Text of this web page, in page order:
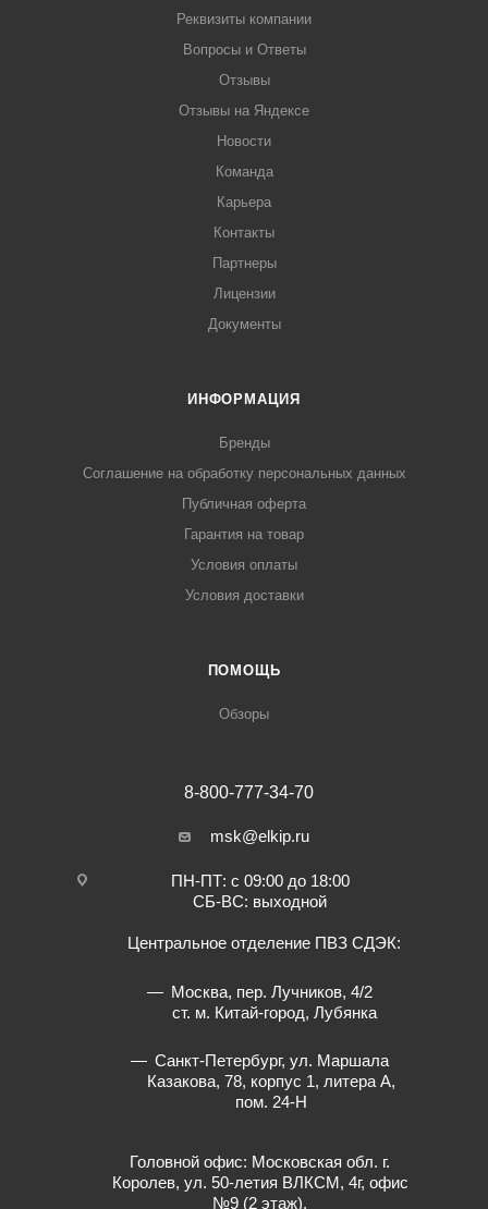
Реквизиты компании
Вопросы и Ответы
Отзывы
Отзывы на Яндексе
Новости
Команда
Карьера
Контакты
Партнеры
Лицензии
Документы
ИНФОРМАЦИЯ
Бренды
Соглашение на обработку персональных данных
Публичная оферта
Гарантия на товар
Условия оплаты
Условия доставки
ПОМОЩЬ
Обзоры
8-800-777-34-70
msk@elkip.ru
ПН-ПТ: с 09:00 до 18:00
СБ-ВС: выходной
Центральное отделение ПВЗ СДЭК:
Москва, пер. Лучников, 4/2
ст. м. Китай-город, Лубянка
Санкт-Петербург, ул. Маршала
Казакова, 78, корпус 1, литера А,
пом. 24-Н
Головной офис: Московская обл. г.
Королев, ул. 50-летия ВЛКСМ, 4г, офис
№9 (2 этаж).